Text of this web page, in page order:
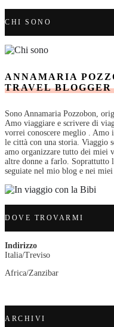
CHI SONO
ANNAMARIA
TRAVEL BLOGGER
Sono Annamaria Pozzobon,
Amo viaggiare e scrivere di
vorrei conoscere meglio . Amo
le città con una storia. Viaggio
amo organizzare tutto dei miei
altre donne a farlo. Soprattutto
seguiate nel mio blog e nei miei
DOVE TROVARMI
Indirizzo
Italia/Treviso
Africa/Zanzibar
ARCHIVI